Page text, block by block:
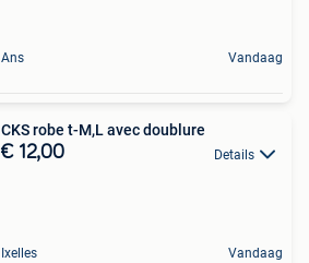
Ans Vandaag
CKS robe t-M,L avec doublure
€ 12,00 Details
Ixelles Vandaag